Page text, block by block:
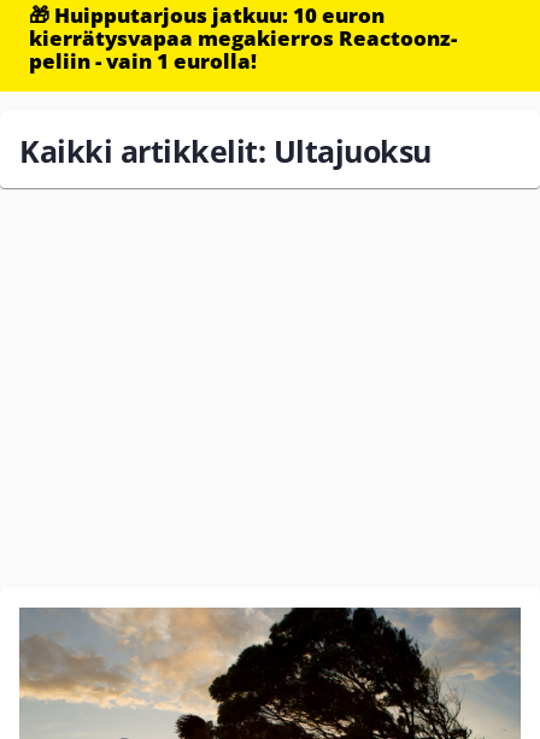
🎁 Huipputarjous jatkuu: 10 euron
kierrätysvapaa megakierros Reactoonz-
peliin - vain 1 eurolla!
Kaikki artikkelit: Ultajuoksu